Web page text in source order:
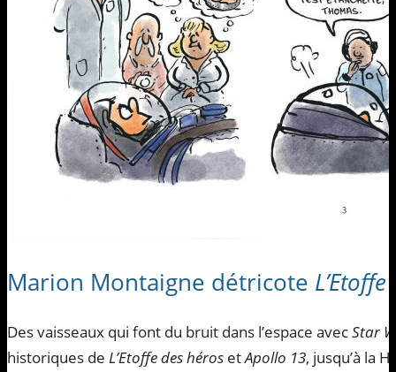
Marion Montaigne détricote
Des vaisseaux qui font du bruit dans l’espace avecStar
historiques de L’Etoffe des héros etApollo 13, jusqu’à la